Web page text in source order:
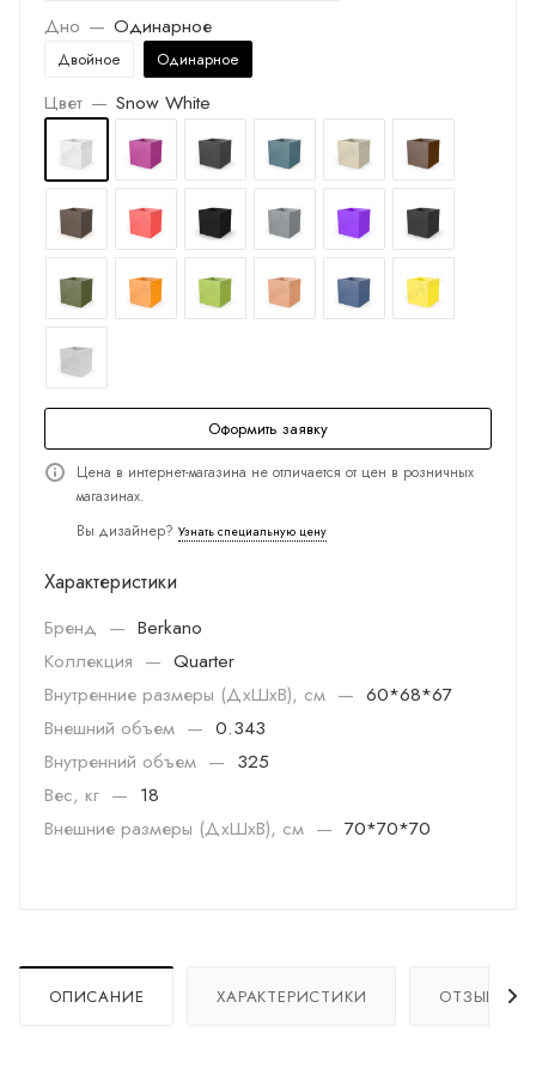
Дно — Одинарное
Двойное Одинарное
Цвет — Snow White
Оформить заявку
Цена в интернет-магазина не отличается от цен в розничных
магазинах.
Вы дизайнер? Узнать специальную цену
Характеристики
Бренд — Berkano
Коллекция — Quarter
Внутренние размеры (ДхШхВ), см — 60*68*67
Внешний объем — 0.343
Внутренний объем — 325
Вес, кг — 18
Внешние размеры (ДхШхВ), см — 70*70*70
ОПИСАНИЕ ХАРАКТЕРИСТИКИ ОТЗЫВЫ